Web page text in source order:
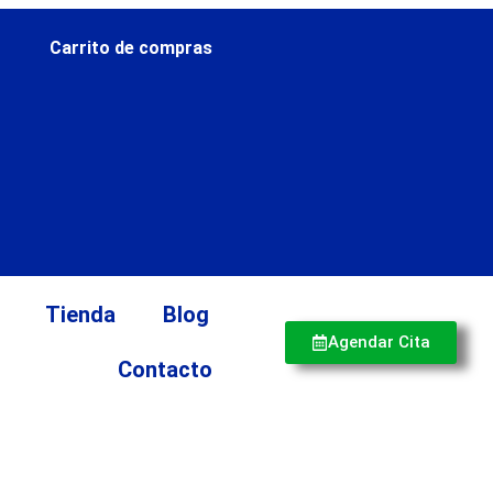
Carrito de compras
Tienda Blog
Contacto
Agendar Cita